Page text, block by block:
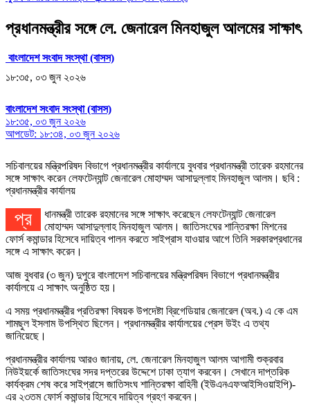
প্রধানমন্ত্রীর সঙ্গে লে. জেনারেল মিনহাজুল আলমের সাক্ষাৎ
বাংলাদেশ সংবাদ সংস্থা (বাসস)
১৮:৩৫, ০৩ জুন ২০২৬
বাংলাদেশ সংবাদ সংস্থা (বাসস)
১৮:৩৫, ০৩ জুন ২০২৬
আপডেট: ১৮:৩৪, ০৩ জুন ২০২৬
সচিবালয়ের মন্ত্রিপরিষদ বিভাগে প্রধানমন্ত্রীর কার্যালয়ে বুধবার প্রধানমন্ত্রী তারেক রহমানের
সঙ্গে সাক্ষাৎ করেন লেফটেন্যান্ট জেনারেল মোহাম্মদ আসাদুল্লাহ মিনহাজুল আলম। ছবি :
প্রধানমন্ত্রীর কার্যালয়
প্রধানমন্ত্রী তারেক রহমানের সঙ্গে সাক্ষাৎ করেছেন লেফটেন্যান্ট জেনারেল
মোহাম্মদ আসাদুল্লাহ মিনহাজুল আলম। জাতিসংঘের শান্তিরক্ষা মিশনের
ফোর্স কমান্ডার হিসেবে দায়িত্ব পালন করতে সাইপ্রাস যাওয়ার আগে তিনি সরকারপ্রধানের
সঙ্গে এ সাক্ষাৎ করেন।
আজ বুধবার (৩ জুন) দুপুরে বাংলাদেশ সচিবালয়ের মন্ত্রিপরিষদ বিভাগে প্রধানমন্ত্রীর
কার্যালয়ে এ সাক্ষাৎ অনুষ্ঠিত হয়।
এ সময় প্রধানমন্ত্রীর প্রতিরক্ষা বিষয়ক উপদেষ্টা ব্রিগেডিয়ার জেনারেল (অব.) এ কে এম
শামছুল ইসলাম উপস্থিত ছিলেন। প্রধানমন্ত্রীর কার্যালয়ের প্রেস উইং এ তথ্য
জানিয়েছে।
প্রধানমন্ত্রীর কার্যালয় আরও জানায়, লে. জেনারেল মিনহাজুল আলম আগামী শুক্রবার
নিউইয়র্কে জাতিসংঘের সদর দপ্তরের উদ্দেশে ঢাকা ত্যাগ করবেন। সেখানে দাপ্তরিক
কার্যক্রম শেষ করে সাইপ্রাসে জাতিসংঘ শান্তিরক্ষা বাহিনী (ইউএনএফআইসিওয়াইপি)-
এর ২৩তম ফোর্স কমান্ডার হিসেবে দায়িত্ব গ্রহণ করবেন।